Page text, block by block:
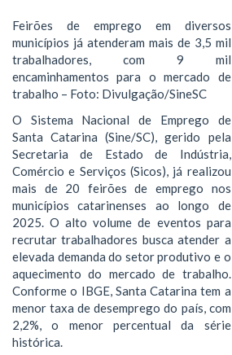
Feirões de emprego em diversos
municípios já atenderam mais de 3,5 mil
trabalhadores, com 9 mil
encaminhamentos para o mercado de
trabalho – Foto: Divulgação/SineSC
O Sistema Nacional de Emprego de
Santa Catarina (Sine/SC), gerido pela
Secretaria de Estado de Indústria,
Comércio e Serviços (Sicos), já realizou
mais de 20 feirões de emprego nos
municípios catarinenses ao longo de
2025. O alto volume de eventos para
recrutar trabalhadores busca atender a
elevada demanda do setor produtivo e o
aquecimento do mercado de trabalho.
Conforme o IBGE, Santa Catarina tem a
menor taxa de desemprego do país, com
2,2%, o menor percentual da série
histórica.